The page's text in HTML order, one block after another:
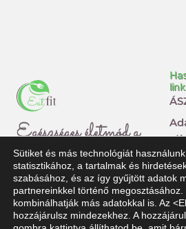
Egészséges életmód a
mindennapokban
F
a
T
i
Sütiket és más technológiát
statisztikához, a tartalmak és
szabásához, és az így gyűjtött adatok
partnereinkkel történő
kombinálhatják más adatokkal is. Az
hozzájárulsz mindezekhez. A